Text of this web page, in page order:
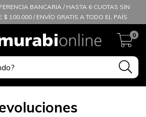
BANCARIA / HASTA 6 CUOTAS SIN
$ 100.000 / ENVÍO GRATIS A TODO EL PAÍS
0